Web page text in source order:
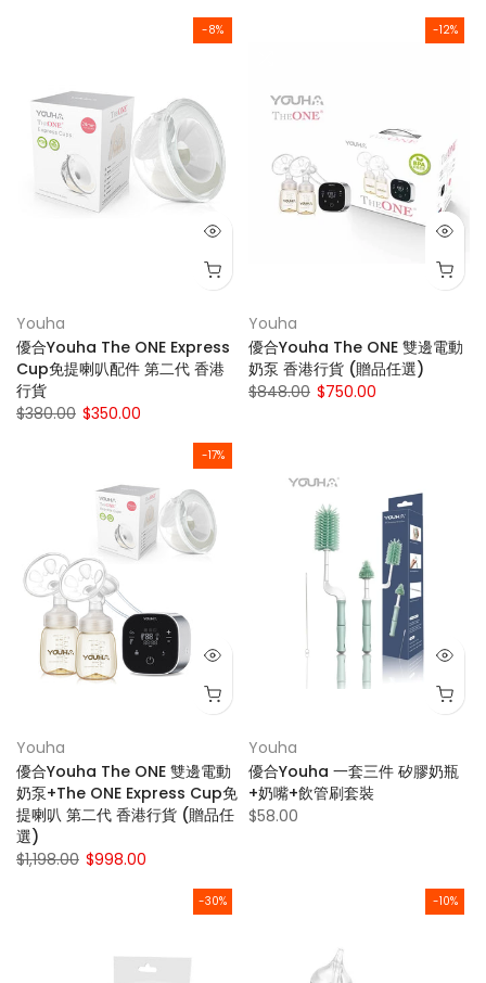
-8%
Youha
優合Youha The ONE Express
Cup免提喇叭配件 第二代 香港
行貨
$380.00 $350.00
-12%
Youha
優合Youha The ONE 雙邊電動
奶泵 香港行貨 (贈品任選)
$848.00 $750.00
-17%
Youha
優合Youha The ONE 雙邊電動
奶泵+The ONE Express Cup免
提喇叭 第二代 香港行貨 (贈品任
選)
$1,198.00 $998.00
Youha
優合Youha 一套三件 矽膠奶瓶
+奶嘴+飲管刷套裝
$58.00
-30% -10%